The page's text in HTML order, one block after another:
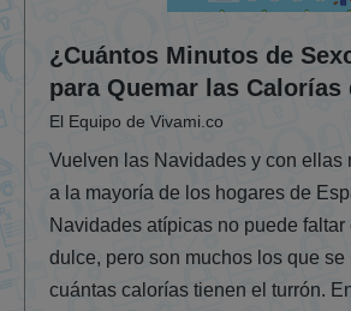
¿Cuántos Minutos de
para Quemar las Calorías
El Equipo de Vivami.co
Vuelven las Navidades y con ellas
a la mayoría de los hogares de
Navidades atípicas no puede faltar
dulce, pero son muchos los que se
cuántas calorías tienen el turrón.